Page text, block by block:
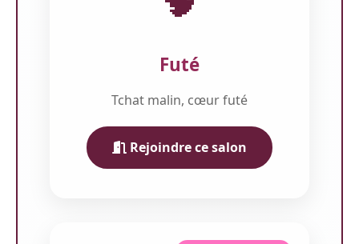
Futé
Tchat malin, cœur futé
Rejoindre ce salon